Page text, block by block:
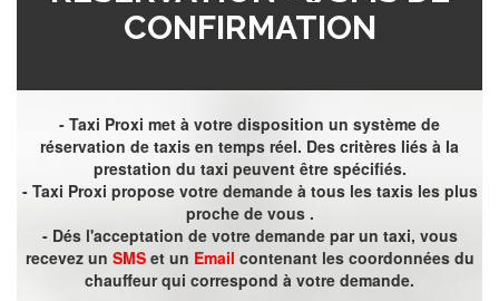
CONFIRMATION
- Taxi Proxi met à votre disposition un système de
réservation de taxis en temps réel. Des critères liés à la
prestation du taxi peuvent être spécifiés.
- Taxi Proxi propose votre demande à tous les taxis les plus
proche de vous .
- Dés l'acceptation de votre demande par un taxi, vous
recevez un SMSet un Email contenant les coordonnées du
chauffeur qui correspond à votre demande.